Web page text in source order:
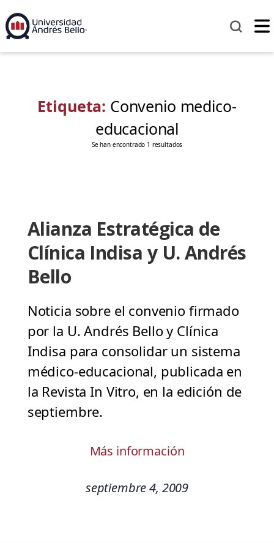
Etiqueta: Convenio medico-
educacional
Se han encontrado 1 resultados
Alianza Estratégica de
Clínica Indisa y U. Andrés
Bello
Noticia sobre el convenio firmado
por la U. Andrés Bello y Clínica
Indisa para consolidar un sistema
médico-educacional, publicada en
la Revista In Vitro, en la edición de
septiembre.
Más información
septiembre 4, 2009